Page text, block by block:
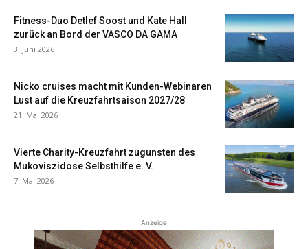
Fitness-Duo Detlef Soost und Kate Hall
zurück an Bord der VASCO DA GAMA
3. Juni 2026
Nicko cruises macht mit Kunden-Webinaren
Lust auf die Kreuzfahrtsaison 2027/28
21. Mai 2026
Vierte Charity-Kreuzfahrt zugunsten des
Mukoviszidose Selbsthilfe e. V.
7. Mai 2026
Anzeige